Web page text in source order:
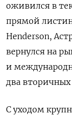
оживился в
прямой
Henderson,
вернулся на
и
два
С уходом